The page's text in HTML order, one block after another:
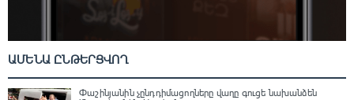
ԱՄԵՆԱ ԸՆԹԵՐՑՎՈՂ
Փաշինյանին չընդդիմացողները վաղը գուցե նախանձեն